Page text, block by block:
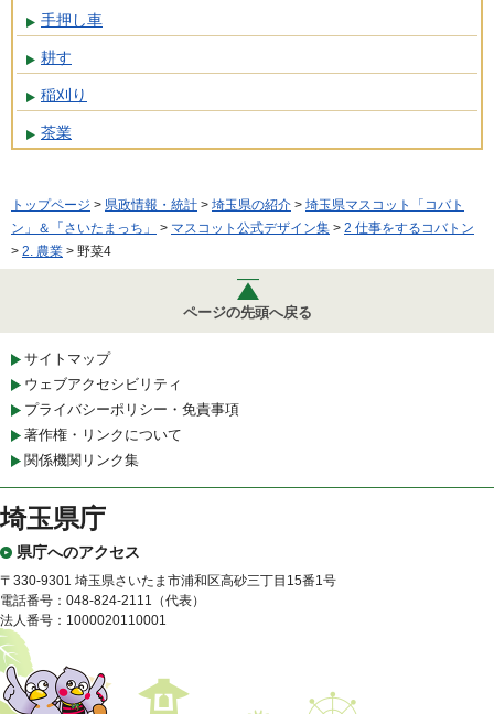
手押し車
耕す
稲刈り
茶業
トップページ > 県政情報・統計 > 埼玉県の紹介 > 埼玉県マスコット「コバト
ン」＆「さいたまっち」
> マスコット公式デザイン集 > 2 仕事をするコバトン
> 2. 農業 > 野菜4
ページの先頭へ戻る
サイトマップ
ウェブアクセシビリティ
プライバシーポリシー・免責事項
著作権・リンクについて
関係機関リンク集
埼玉県庁
県庁へのアクセス
〒330-9301 埼玉県さいたま市浦和区高砂三丁目15番1号
電話番号：048-824-2111（代表）
法人番号：1000020110001